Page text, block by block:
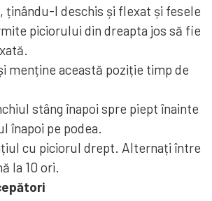
ținându-l deschis și flexat și fesele
piciorului din dreapta jos să fie
menține această poziție timp de
stâng înapoi spre piept înainte
înapoi pe podea.
cu piciorul drept. Alternați între
la 10 ori.